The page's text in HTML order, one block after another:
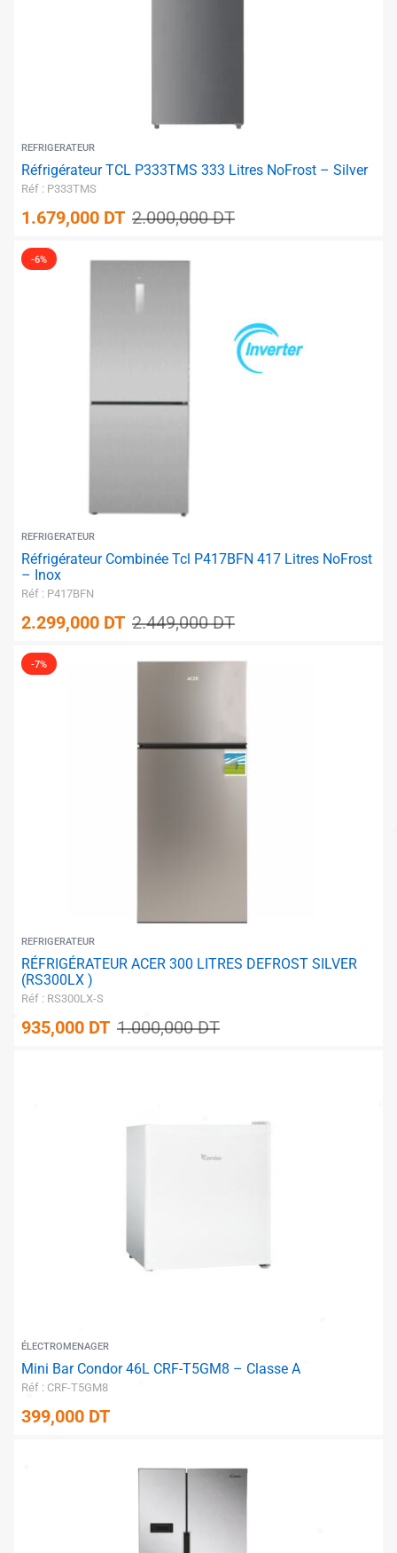
REFRIGERATEUR
Réfrigérateur TCL P333TMS 333 Litres NoFrost – Silver
Réf : P333TMS
1.679,000 DT 2.000,000DT
-6%
REFRIGERATEUR
Réfrigérateur Combinée Tcl P417BFN 417 Litres NoFrost
– Inox
Réf : P417BFN
2.299,000 DT 2.449,000DT
-7%
REFRIGERATEUR
RÉFRIGÉRATEUR ACER 300 LITRES DEFROST SILVER
(RS300LX )
Réf : RS300LX-S
935,000 DT 1.000,000DT
ÉLECTROMENAGER
Mini Bar Condor 46L CRF-T5GM8 – Classe A
Réf : CRF-T5GM8
399,000 DT
✱